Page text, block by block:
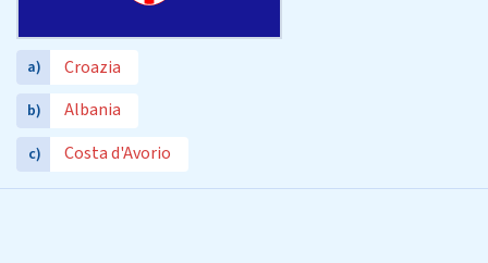
a) Croazia
b) Albania
c) Costa d'Avorio